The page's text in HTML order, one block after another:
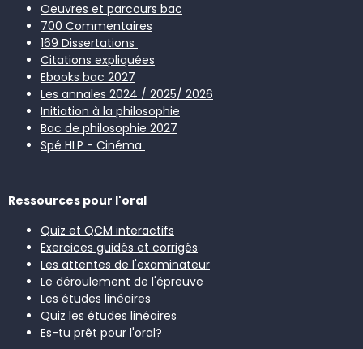
Oeuvres et parcours bac
700 Commentaires
169 Dissertations
Citations expliquées
Ebooks bac 2027
Les annales 2024 / 2025/ 2026
Initiation à la philosophie
Bac de philosophie 2027
Spé HLP - Cinéma
Ressources pour l'oral
Quiz et QCM interactifs
Exercices guidés et corrigés
Les attentes de l'examinateur
Le déroulement de l'épreuve
Les études linéaires
Quiz les études linéaires
Es-tu prêt pour l'oral?